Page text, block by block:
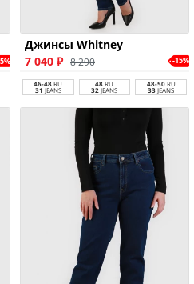
Джинсы Whitney
7 040 ₽ 8 290 -15%
46-48RU
31 JEANS
48RU
32 JEANS
48-50RU
33JEANS